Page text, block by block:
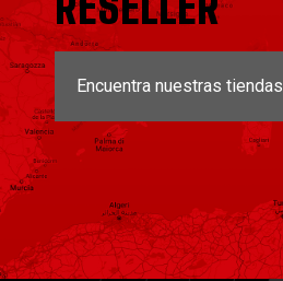
Encuentra nuestras tiendas